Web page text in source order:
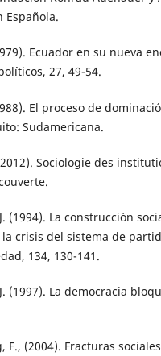
Española.
Ecuador en su nueva
27, 49-54.
El proceso de
Sudamericana.
Sociologie des
(1994). La construcción
crisis del sistema de
134, 130-141.
(1997). La democracia
F., (2004). Fracturas